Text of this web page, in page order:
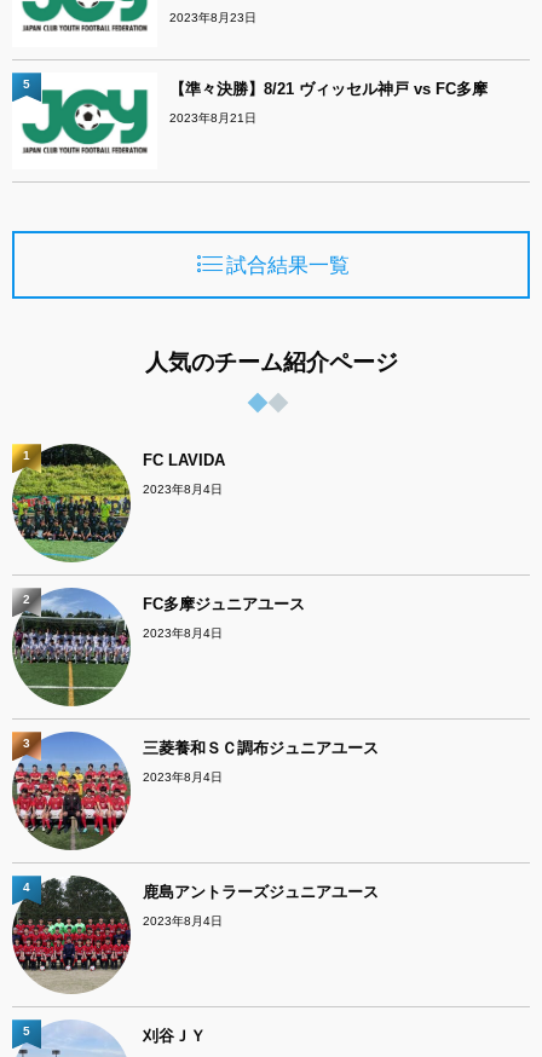
2023年8月23日
【準々決勝】8/21 ヴィッセル神戸 vs FC多摩
2023年8月21日
5
試合結果一覧
人気のチーム紹介ページ
FC LAVIDA
2023年8月4日
1
FC多摩ジュニアユース
2023年8月4日
2
三菱養和ＳＣ調布ジュニアユース
2023年8月4日
3
鹿島アントラーズジュニアユース
2023年8月4日
4
刈谷ＪＹ
5